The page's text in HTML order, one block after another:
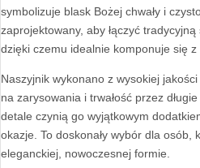
symbolizuje blask Bożej chwały i
zaprojektowany, aby łączyć
dzięki czemu idealnie komponuje się z
Naszyjnik wykonano z wysokiej
na zarysowania i trwałość przez
detale czynią go wyjątkowym
okazje. To doskonały wybór dla
eleganckiej, nowoczesnej formie.